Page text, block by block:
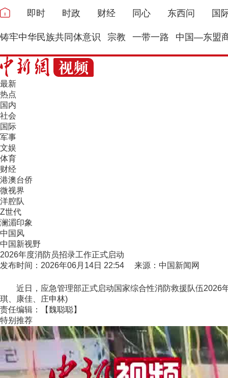
即时 时政 财经 同心 东西问 国
铸牢中华民族共同体意识 宗教 一带一路 中国—东盟
最新
热点
国内
社会
国际
军事
文娱
体育
财经
港澳台侨
微视界
洋腔队
Z世代
澜湄印象
中国风
中国新视野
2026年度消防员招录工作正式启动
发布时间：2026年06月14日 22:54 来源：中国新闻网
近日，应急管理部正式启动国家综合性消防救援队伍2026
琪、康佳、庄申林)
责任编辑：【魏聪聪】
特别推荐